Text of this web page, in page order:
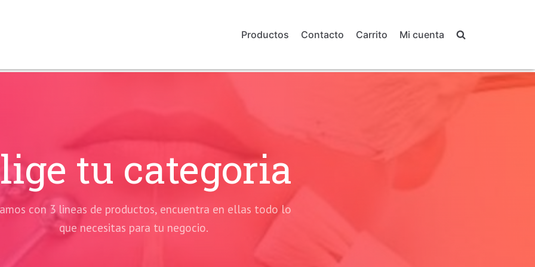
Productos Contacto Carrito Mi cuenta
tu categoria
con 3 lineas de productos, encuentra en ellas todo lo
que necesitas para tu negocio.